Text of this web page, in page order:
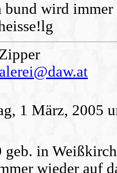
bund wird
1 März, 2005
geb. in
wieder auf